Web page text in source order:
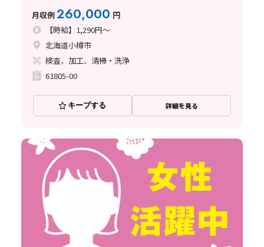
月収例260,000 円
【時給】1,290円～
北海道小樽市
検査、加工、清掃・洗浄
61805-00
キープする 詳細を見る